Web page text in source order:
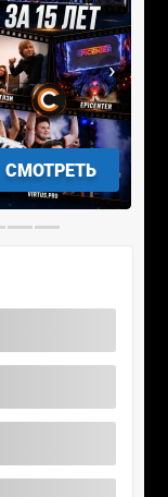
СМОТРЕТЬ
›